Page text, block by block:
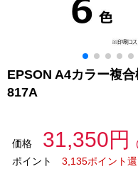
EPSON A4カラー複
817A
価格 31,350円
ポイント
3,135ポイント